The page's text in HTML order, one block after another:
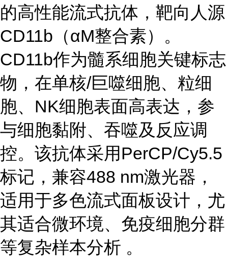
的高性能流式抗体，靶向人源
CD11b（αM整合素）。
CD11b作为髓系细胞关键标志
物，在单核/巨噬细胞、粒细
胞、NK细胞表面高表达，参
与细胞黏附、吞噬及反应调
控。该抗体采用PerCP/Cy5.5
标记，兼容488 nm激光器，
适用于多色流式面板设计，尤
其适合微环境、免疫细胞分群
等复杂样本分析 。